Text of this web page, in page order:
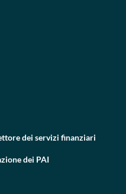
dei servizi finanziari
dei PAI